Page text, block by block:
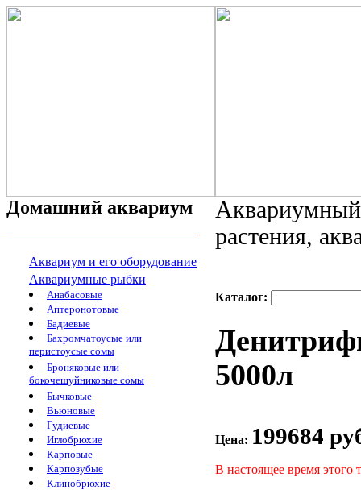
Домашний аквариум
Аквариум и его оборудование
Аквариумные рыбки
Анабасовые
Аптеронотовые
Бадиевые
Бахромчатоусые или
перистоусые сомы
Броняковые или
бокочешуйниковые сомы
Бычковые
Вьюновые
Гудиевые
Иглобрюхие
Карповые
Карпозубые
Клинобрюхие
растения,
Каталог:
5000л
Цена: 199684
В настоящее время этого